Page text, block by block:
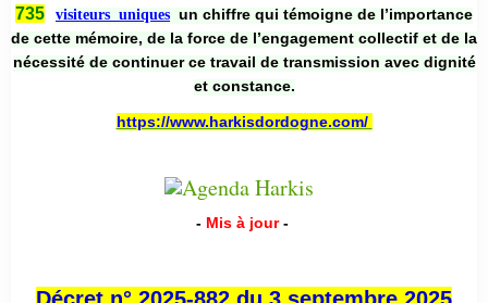
735
visiteurs uniques un chiffre qui témoigne de l’importance
de cette mémoire, de la force de l’engagement collectif et de la
nécessité de continuer ce travail de transmission avec dignité
et constance.
https://www.harkisdordogne.com/
- Mis à jour -